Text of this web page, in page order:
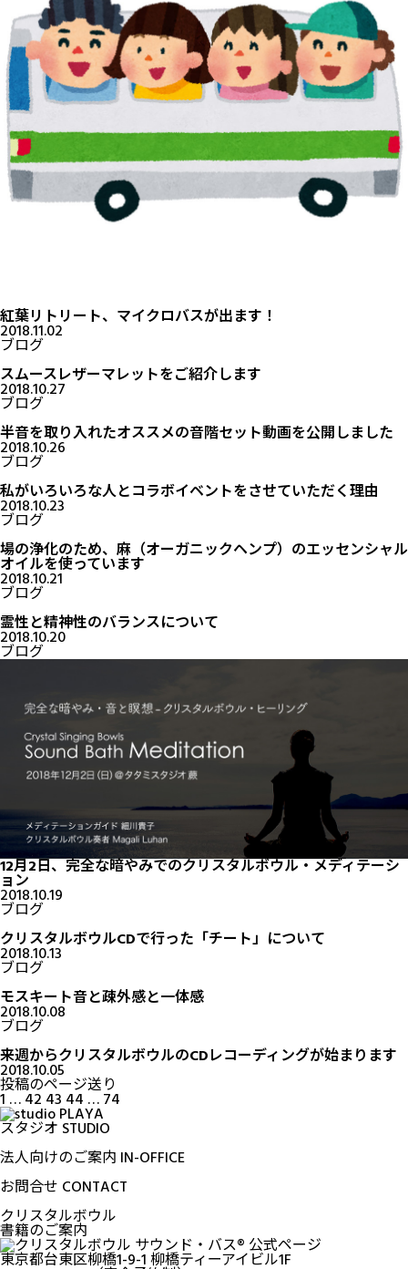
紅葉リトリート、マイクロバスが出ます！
2018.11.02
ブログ
スムースレザーマレットをご紹介します
2018.10.27
ブログ
半音を取り入れたオススメの音階セット動画を公開しました
2018.10.26
ブログ
私がいろいろな人とコラボイベントをさせていただく理由
2018.10.23
ブログ
場の浄化のため、麻（オーガニックヘンプ）のエッセンシャル
オイルを使っています
2018.10.21
ブログ
霊性と精神性のバランスについて
2018.10.20
ブログ
12月2日、完全な暗やみでのクリスタルボウル・メディテーシ
ョン
2018.10.19
ブログ
クリスタルボウルCDで行った「チート」について
2018.10.13
ブログ
モスキート音と疎外感と一体感
2018.10.08
ブログ
来週からクリスタルボウルのCDレコーディングが始まります
2018.10.05
投稿のページ送り
1 … 42 43 44 … 74
スタジオ STUDIO
法人向けのご案内 IN-OFFICE
お問合せ CONTACT
クリスタルボウル
書籍のご案内
東京都台東区柳橋1-9-1 柳橋ティーアイビル1F